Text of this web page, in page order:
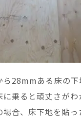
28mmある床の下
に乗ると頑丈さが
場合、床下地を貼